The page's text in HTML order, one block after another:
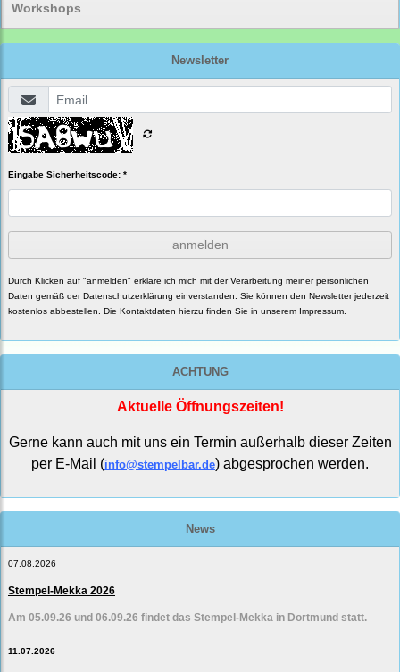
Workshops
Newsletter
Eingabe Sicherheitscode: *
anmelden
Durch Klicken auf "anmelden" erkläre ich mich mit der Verarbeitung meiner persönlichen
Daten gemäß derDatenschutzerklärung einverstanden. Sie können den Newsletter jederzeit
kostenlos abbestellen. Die Kontaktdaten hierzu finden Sie in unserem Impressum.
ACHTUNG
Aktuelle Öffnungszeiten!
Gerne kann auch mit uns ein Termin außerhalb dieser Zeiten
per E-Mail (info@stempelbar.de) abgesprochen werden.
News
07.08.2026
Stempel-Mekka 2026
Am 05.09.26 und 06.09.26 findet das Stempel-Mekka in Dortmund statt.
11.07.2026